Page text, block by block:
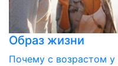
Образ жизни
Почему с возрастом